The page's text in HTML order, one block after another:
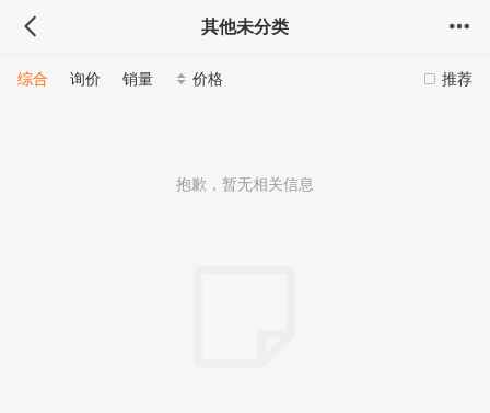
其他未分类
推荐
综合 询价 销量 价格
抱歉，暂无相关信息